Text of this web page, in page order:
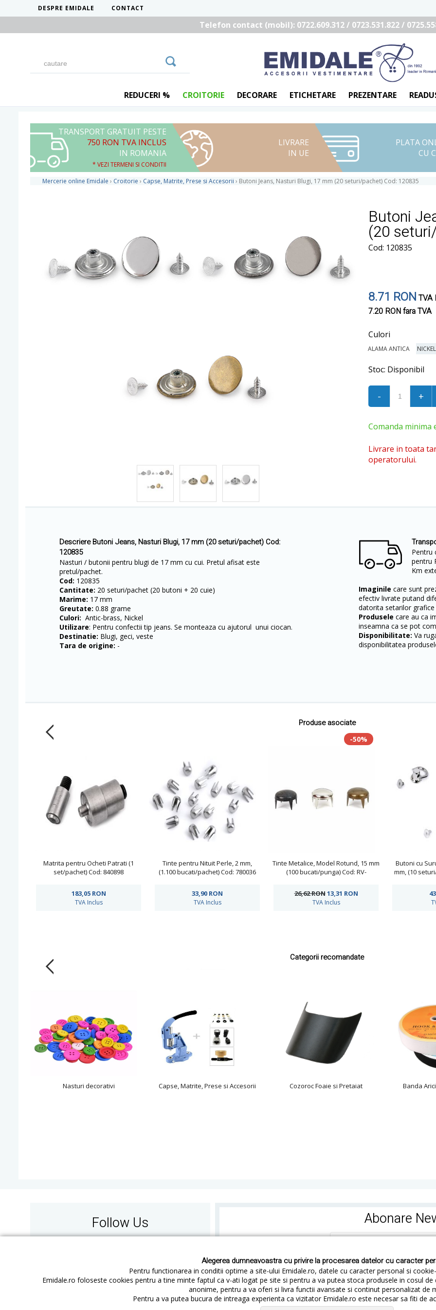
Alegerea dumneavoastra cu privire la procesarea datelor cu caracter
Pentru functionarea in conditii optime a site-ului Emidale.ro, datele cu caracter personal si
Emidale.ro foloseste cookies pentru a tine minte faptul ca v-ati logat pe site si pentru a va putea stoca produsele in cosul
anonime, pentru a va oferi si livra functii avansate si continut personalizat de
Pentru a va putea bucura de intreaga experienta ca vizitator Emidale.ro este necesar sa fiti de
DESPRE EMIDALE CONTACT
Telefon contact (mobil): 0722.609.312 / 0723.531.822 /
REDUCERI % CROITORIE DECORARE ETICHETARE PREZENTARE
TRANSPORT GRATUIT PESTE
750 RON TVA INCLUS
IN ROMANIA
* VEZI TERMENI SI CONDITII
LIVRARE
IN UE
PLATA
CU
Mercerie online Emidale › Croitorie › Capse, Matrite, Prese si Accesorii › Butoni Jeans, Nasturi Blugi, 17 mm (20 seturi/pachet) Cod: 120835
Butoni
(20
Cod: 120835
8.71 RON TVA
7.20 RONfara TVA
Culori
ALAMA ANTICA NICKEL
Stoc: Disponibil
- +
Comanda minima
Livrare in toata
operatorului.
Descriere Butoni Jeans, Nasturi Blugi, 17 mm (20 seturi/pachet) Cod:
120835
Nasturi / butonii pentru blugi de 17 mm cu cui. Pretul afisat este
pretul/pachet.
Cod: 120835
Cantitate: 20 seturi/pachet (20 butoni + 20 cuie)
Marime: 17 mm
Greutate: 0.88 grame
Culori: Antic-brass, Nickel
Utilizare: Pentru confectii tip jeans. Se monteaza cu ajutorul unui ciocan.
Destinatie: Blugi, geci, veste
Tara de origine: -
Pentru
pentru
Km
Imaginile care sunt
efectiv livrate putand
datorita setarilor grafice
Produsele care au ca
inseamna ca se pot
Disponibilitate: Va
disponibilitatea
Produse asociate
Matrita pentru Ocheti Patrati (1
set/pachet) Cod: 840898
183,05 RON
TVA Inclus
Tinte pentru Nituit Perle, 2 mm,
(1.100 bucati/pachet) Cod: 780036
33,90 RON
TVA Inclus
-50%
Tinte Metalice, Model Rotund, 15 mm
(100 bucati/punga) Cod: RV-
26,62 RON13,31 RON
TVA Inclus
Butoni cu
mm, (10
Categorii recomandate
Nasturi decorativi Capse, Matrite, Prese si Accesorii Cozoroc Foaie si Pretaiat Banda
Follow Us Abonare
Cum cumperi Cum platesc Cum livram Cum returnezi Termeni si Conditii